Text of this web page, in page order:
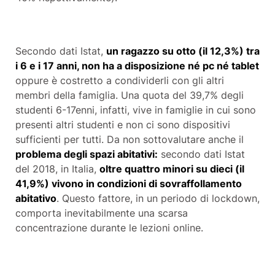
Secondo dati Istat, un ragazzo su otto (il 12,3%) tra
i 6 e i 17 anni, non ha a disposizione né pc né tablet
oppure è costretto a condividerli con gli altri
membri della famiglia. Una quota del 39,7% degli
studenti 6-17enni, infatti, vive in famiglie in cui sono
presenti altri studenti e non ci sono dispositivi
sufficienti per tutti. Da non sottovalutare anche il
problema degli spazi abitativi: secondo dati Istat
del 2018, in Italia, oltre quattro minori su dieci (il
41,9%) vivono in condizioni di sovraffollamento
abitativo. Questo fattore, in un periodo di lockdown,
comporta inevitabilmente una scarsa
concentrazione durante le lezioni online.